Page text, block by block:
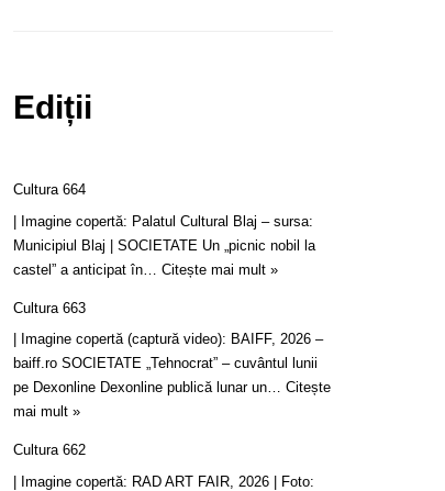
Ediții
Cultura 664
| Imagine copertă: Palatul Cultural Blaj – sursa:
Municipiul Blaj | SOCIETATE Un „picnic nobil la
castel” a anticipat în… Citește mai mult »
Cultura 663
| Imagine copertă (captură video): BAIFF, 2026 –
baiff.ro SOCIETATE „Tehnocrat” – cuvântul lunii
pe Dexonline Dexonline publică lunar un… Citește
mai mult »
Cultura 662
| Imagine copertă: RAD ART FAIR, 2026 | Foto: